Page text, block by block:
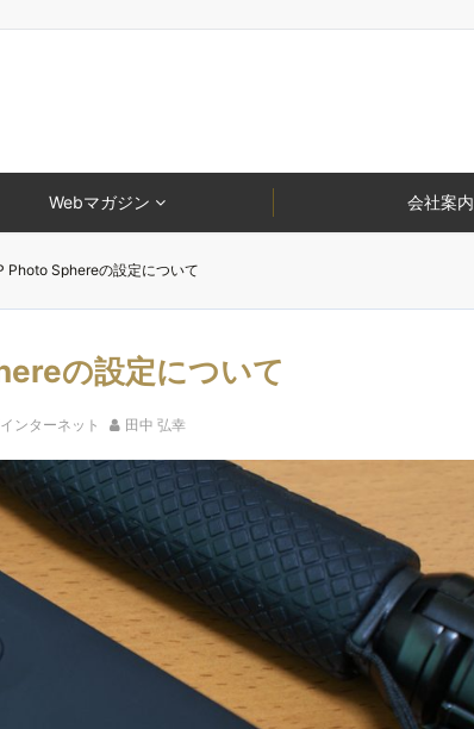
Webマガジン 会社案内
Photo Sphereの設定について
の設定について
ンターネット 田中 弘幸